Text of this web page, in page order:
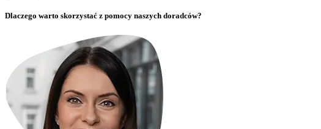
Dlaczego warto skorzystać z pomocy naszych doradców?